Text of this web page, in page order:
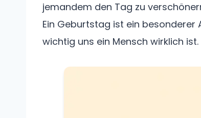
jemandem den Tag zu
Ein Geburtstag ist ein besonderer
wichtig uns ein Mensch wirklich ist.